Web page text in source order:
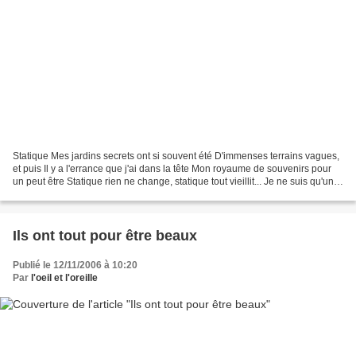
Statique Mes jardins secrets ont si souvent été D'immenses terrains vagues,
et puis Il y a l'errance que j'ai dans la tête Mon royaume de souvenirs pour
un peut être Statique rien ne change, statique tout vieillit... Je ne suis qu'une
Ils ont tout pour être beaux
Publié le 12/11/2006 à 10:20
Par l'oeil et l'oreille